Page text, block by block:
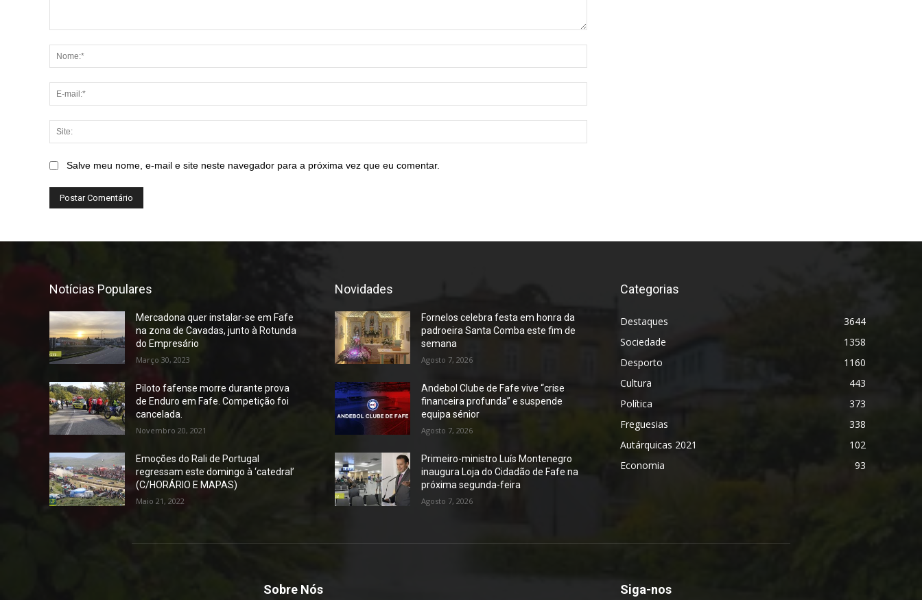
Salve meu nome, e-mail e site neste navegador para a próxima vez que eu comentar.
Notícias Populares
Mercadona quer instalar-se em Fafe
na zona de Cavadas, junto à Rotunda
do Empresário
Março 30, 2023
Piloto fafense morre durante prova
de Enduro em Fafe. Competição foi
cancelada.
Novembro 20, 2021
Emoções do Rali de Portugal
regressam este domingo à ‘catedral’
(C/HORÁRIO E MAPAS)
Maio 21, 2022
Novidades
Fornelos celebra festa em honra da
padroeira Santa Comba este fim de
semana
Agosto 7, 2026
Andebol Clube de Fafe vive “crise
financeira profunda” e suspende
equipa sénior
Agosto 7, 2026
Primeiro-ministro Luís Montenegro
inaugura Loja do Cidadão de Fafe na
próxima segunda-feira
Agosto 7, 2026
Categorias
Destaques
3644
Sociedade
1358
Desporto
1160
Cultura
443
Política
373
Freguesias
338
Autárquicas 2021
102
Economia
93
Sobre Nós Siga-nos